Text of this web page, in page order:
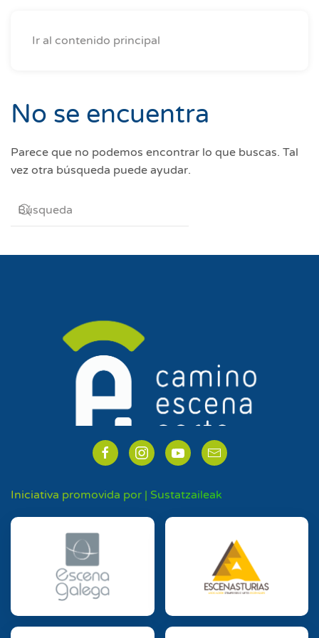
Ir al contenido principal
No se encuentra
Parece que no podemos encontrar lo que buscas. Tal
vez otra búsqueda puede ayudar.
Iniciativa promovida por | Sustatzaileak